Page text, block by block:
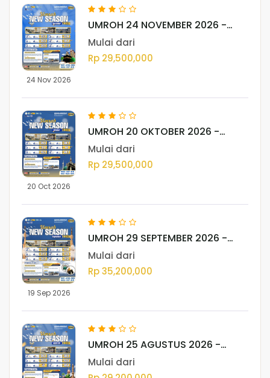
24 Nov 2026
UMROH 24 NOVEMBER 2026 -
MEDAN
Mulai dari
Rp 29,500,000
20 Oct 2026
UMROH 20 OKTOBER 2026 -
MEDAN
Mulai dari
Rp 29,500,000
19 Sep 2026
UMROH 29 SEPTEMBER 2026 -
MEDAN
Mulai dari
Rp 35,200,000
UMROH 25 AGUSTUS 2026 -
MEDAN
Mulai dari